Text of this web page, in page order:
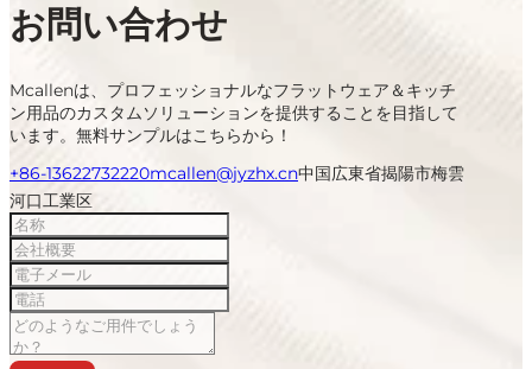
お問い合わせ
Mcallenは、プロフェッショナルなフラットウェア＆キッチ
ン用品のカスタムソリューションを提供することを目指して
います。無料サンプルはこちらから！
+86-13622732220mcallen@jyzhx.cn中国広東省揭陽市梅雲
河口工業区